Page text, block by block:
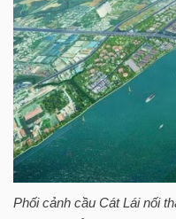
Phối cảnh cầu Cát Lái nối
TÀI
CHÍNH
HÀNG
HÓA